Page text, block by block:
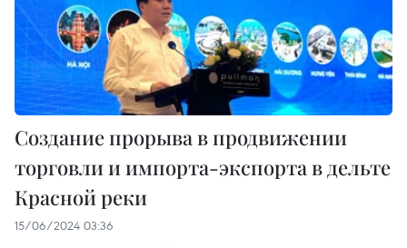
Создание прорыва в продвижении
торговли и импорта-экспорта в дельте
Красной реки
15/06/2024 03:36